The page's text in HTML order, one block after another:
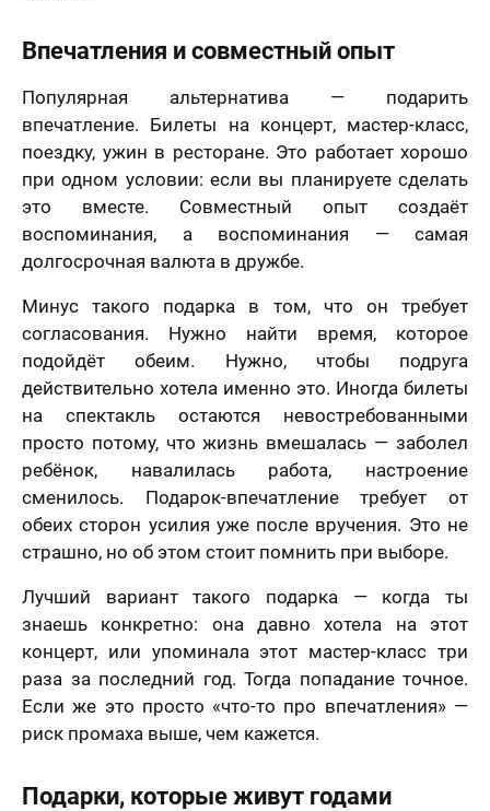
Впечатления и совместный опыт
Популярная альтернатива — подарить
впечатление. Билеты на концерт, мастер-класс,
поездку, ужин в ресторане. Это работает хорошо
при одном условии: если вы планируете сделать
это вместе. Совместный опыт создаёт
воспоминания, а воспоминания — самая
долгосрочная валюта в дружбе.
Минус такого подарка в том, что он требует
согласования. Нужно найти время, которое
подойдёт обеим. Нужно, чтобы подруга
действительно хотела именно это. Иногда билеты
на спектакль остаются невостребованными
просто потому, что жизнь вмешалась — заболел
ребёнок, навалилась работа, настроение
сменилось. Подарок-впечатление требует от
обеих сторон усилия уже после вручения. Это не
страшно, но об этом стоит помнить при выборе.
Лучший вариант такого подарка — когда ты
знаешь конкретно: она давно хотела на этот
концерт, или упоминала этот мастер-класс три
раза за последний год. Тогда попадание точное.
Если же это просто «что-то про впечатления» —
риск промаха выше, чем кажется.
Подарки, которые живут годами